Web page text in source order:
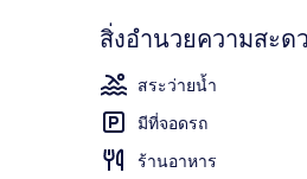
สิ่งอำนวยความสะด
สระว่ายน้ำ
มีที่จอดรถ
ร้านอาหาร